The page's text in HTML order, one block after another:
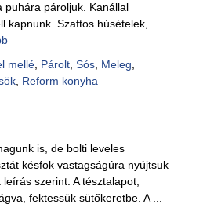
puhára pároljuk. Kanállal
kapnunk. Szaftos húsételek,
mellé, Párolt, Sós, Meleg
, Reform konyha
is, de bolti leveles
késfok vastagságúra nyújtsuk
szerint. A tésztalapot,
fektessük sütőkeretbe. A ...